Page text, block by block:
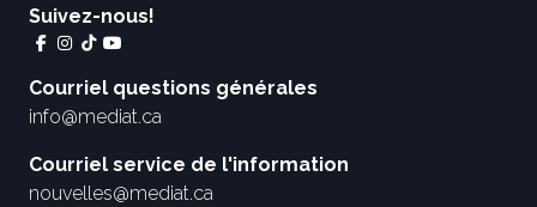
Suivez-nous!
Courriel questions générales
info@mediat.ca
Courriel service de l'information
nouvelles@mediat.ca